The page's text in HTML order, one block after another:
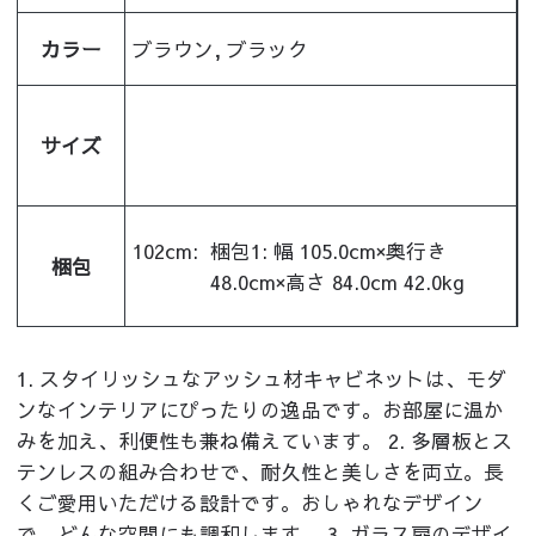
カラー ブラウン, ブラック
サイズ
梱包
102cm: 梱包1: 幅 105.0cm×奥行き
48.0cm×高さ 84.0cm 42.0kg
1. スタイリッシュなアッシュ材キャビネットは、モダ
ンなインテリアにぴったりの逸品です。お部屋に温か
みを加え、利便性も兼ね備えています。 2. 多層板とス
テンレスの組み合わせで、耐久性と美しさを両立。長
くご愛用いただける設計です。おしゃれなデザイン